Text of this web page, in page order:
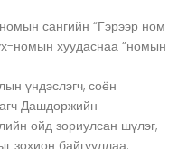
сангийн “Гэрээр ном
номын хуудаснаа “номын
үндэслэгч, соён
Дашдоржийн
ойд зориулсан шүлэг,